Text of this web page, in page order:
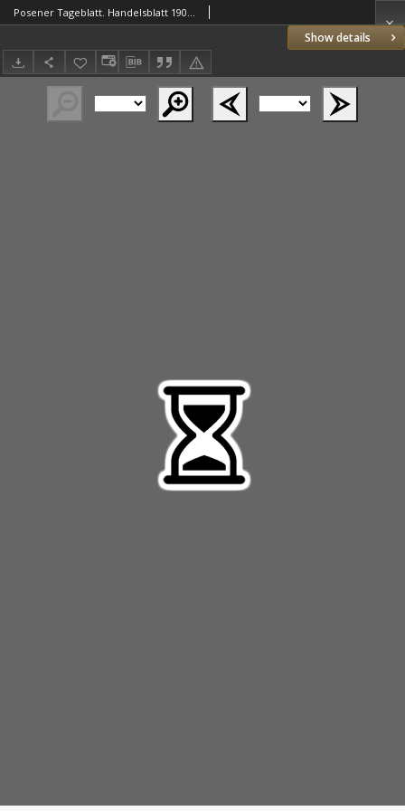
Show details
Posener Tageblatt. Handelsblatt 1907.04.26 Jg.46